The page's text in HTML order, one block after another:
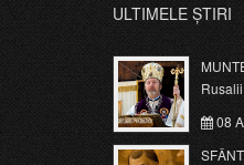
ULTIMELE ȘTIRI
Rusalii
08